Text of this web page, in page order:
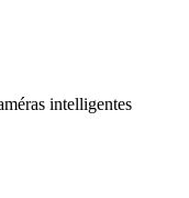
intelligentes